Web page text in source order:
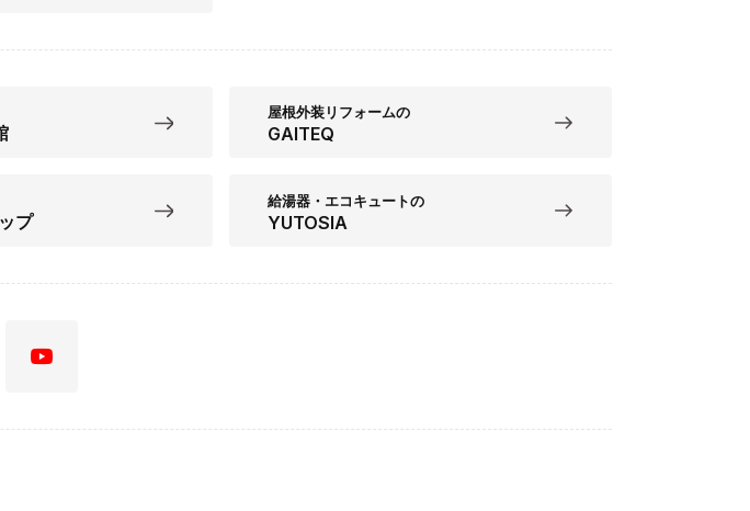
屋根外装リフォームの
GAITEQ
プ
給湯器・エコキュートの
YUTOSIA